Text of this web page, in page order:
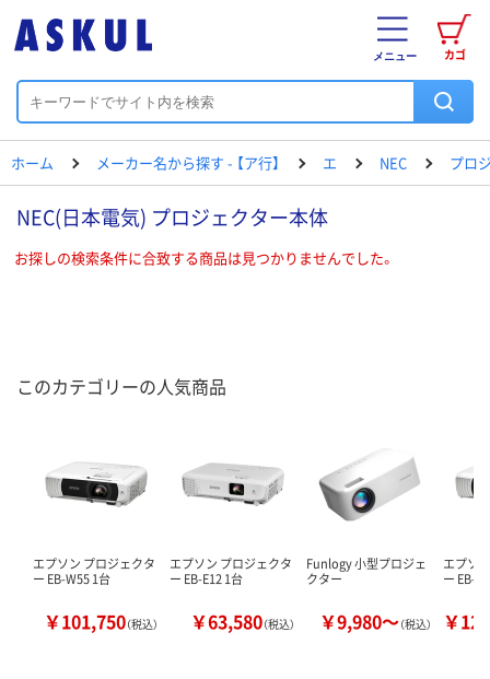
カゴ
メニュー
ホーム メーカー名から探す - 【ア行】 エ NEC プロ
NEC(日本電気) プロジェクター本体
お探しの検索条件に合致する商品は見つかりませんでした。
このカテゴリーの人気商品
エプソン プロジェクタ
ー EB-W55 1台
￥101,750（税込）
エプソン プロジェクタ
ー EB-E12 1台
￥63,580（税込）
Funlogy 小型プロジェ
クター
￥9,980～（税込）
エプソ
ー EB-FH
￥